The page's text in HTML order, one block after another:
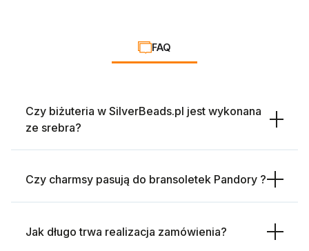
FAQ
Czy biżuteria w SilverBeads.pl jest wykonana
ze srebra?
Czy charmsy pasują do bransoletek Pandory ?
Jak długo trwa realizacja zamówienia?